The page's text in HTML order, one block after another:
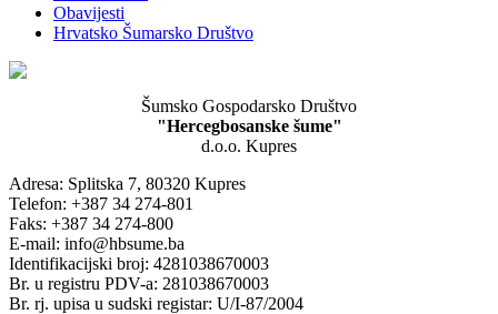
Obavijesti
Hrvatsko Šumarsko Društvo
Šumsko Gospodarsko Društvo
"Hercegbosanske šume"
d.o.o. Kupres
Adresa: Splitska 7, 80320 Kupres
Telefon: +387 34 274-801
Faks: +387 34 274-800
E-mail: info@hbsume.ba
Identifikacijski broj: 4281038670003
Br. u registru PDV-a: 281038670003
Br. rj. upisa u sudski registar: U/I-87/2004